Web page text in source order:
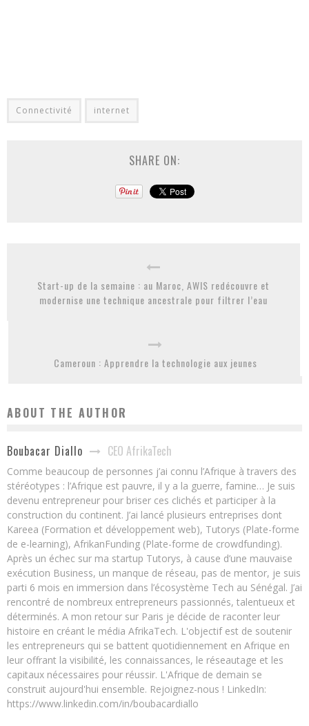
Connectivité internet
SHARE ON:
Start-up de la semaine : au Maroc, AWIS redécouvre et
modernise une technique ancestrale pour filtrer l’eau
Cameroun : Apprendre la technologie aux jeunes
ABOUT THE AUTHOR
Boubacar Diallo CEO AfrikaTech
Comme beaucoup de personnes j’ai connu l’Afrique à travers des
stéréotypes : l’Afrique est pauvre, il y a la guerre, famine… Je suis
devenu entrepreneur pour briser ces clichés et participer à la
construction du continent. J’ai lancé plusieurs entreprises dont
Kareea (Formation et développement web), Tutorys (Plate-forme
de e-learning), AfrikanFunding (Plate-forme de crowdfunding).
Après un échec sur ma startup Tutorys, à cause d’une mauvaise
exécution Business, un manque de réseau, pas de mentor, je suis
parti 6 mois en immersion dans l’écosystème Tech au Sénégal. J’ai
rencontré de nombreux entrepreneurs passionnés, talentueux et
déterminés. A mon retour sur Paris je décide de raconter leur
histoire en créant le média AfrikaTech. L'objectif est de soutenir
les entrepreneurs qui se battent quotidiennement en Afrique en
leur offrant la visibilité, les connaissances, le réseautage et les
capitaux nécessaires pour réussir. L'Afrique de demain se
construit aujourd'hui ensemble. Rejoignez-nous ! LinkedIn:
https://www.linkedin.com/in/boubacardiallo